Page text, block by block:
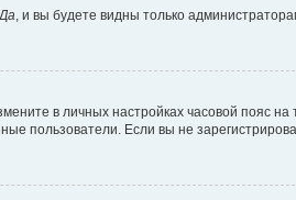
Да, и вы будете видны только
в личных настройках часовой пояс на
пользователи. Если вы не